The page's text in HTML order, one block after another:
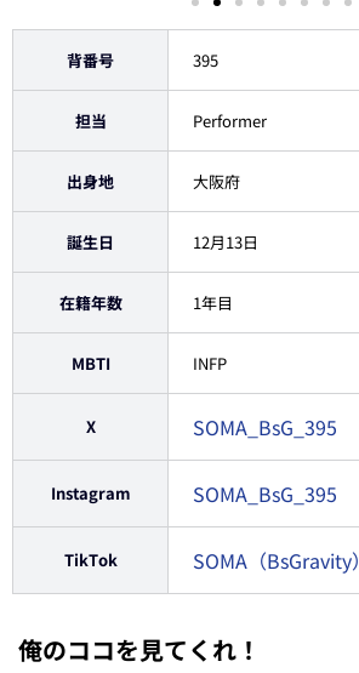
背番号 395
担当 Performer
出身地 大阪府
誕生日 12月13日
在籍年数 1年目
MBTI INFP
X SOMA_BsG_395
Instagram SOMA_BsG_395
TikTok SOMA（BsGravity）
俺のココを見てくれ！